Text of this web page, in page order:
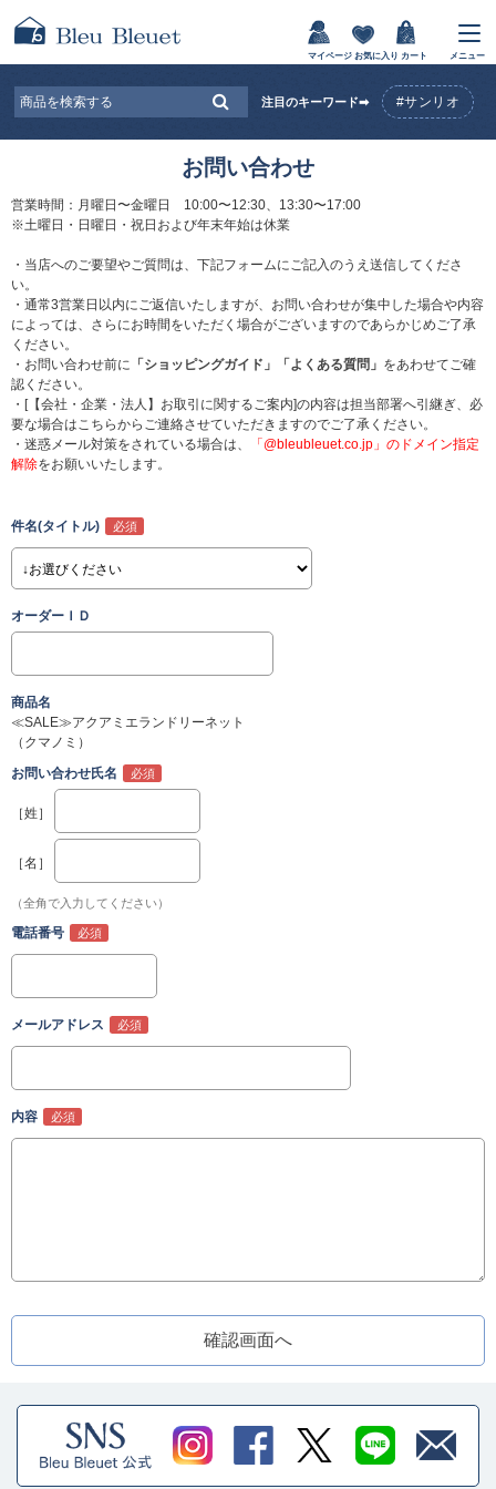
マイページ お気に入り カート メニュー
注目のキーワード➡ #サンリオ
お問い合わせ
営業時間：月曜日〜金曜日 10:00〜12:30、13:30〜17:00
※土曜日・日曜日・祝日および年末年始は休業
・当店へのご要望やご質問は、下記フォームにご記入のうえ送信してくださ
い。
・通常3営業日以内にご返信いたしますが、お問い合わせが集中した場合や内容
によっては、さらにお時間をいただく場合がございますのであらかじめご了承
ください。
・お問い合わせ前に 「ショッピングガイド」 「よくある質問」 をあわせてご確
認ください。
・[【会社・企業・法人】お取引に関するご案内]の内容は担当部署へ引継ぎ、必
要な場合はこちらからご連絡させていただきますのでご了承ください。
・迷惑メール対策をされている場合は、
「@bleubleuet.co.jp」のドメイン指定
解除をお願いいたします。
件名(タイトル)
オーダーＩＤ
商品名
≪SALE≫アクアミエランドリーネット
（クマノミ）
お問い合わせ氏名
［姓］
［名］
（全角で入力してください）
電話番号
メールアドレス
内容